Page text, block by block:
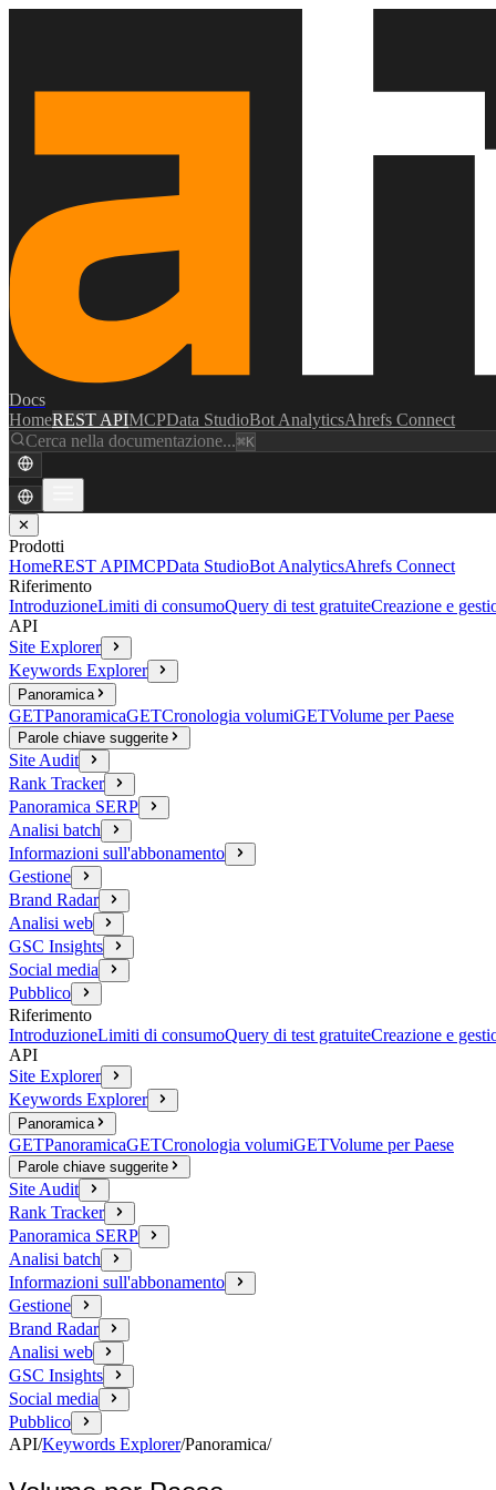
Docs
HomeREST APIMCPData StudioBot AnalyticsAhrefs Connect
Cerca nella documentazione...⌘K
✕
Prodotti
HomeREST APIMCPData StudioBot AnalyticsAhrefs Connect
Riferimento
IntroduzioneLimiti di consumoQuery di test gratuiteCreazione e
API
Site Explorer
Keywords Explorer
Panoramica
GETPanoramicaGETCronologia volumiGETVolume per Paese
Parole chiave suggerite
Site Audit
Rank Tracker
Panoramica SERP
Analisi batch
Informazioni sull'abbonamento
Gestione
Brand Radar
Analisi web
GSC Insights
Social media
Pubblico
Riferimento
IntroduzioneLimiti di consumoQuery di test gratuiteCreazione e
API
Site Explorer
Keywords Explorer
Panoramica
GETPanoramicaGETCronologia volumiGETVolume per Paese
Parole chiave suggerite
Site Audit
Rank Tracker
Panoramica SERP
Analisi batch
Informazioni sull'abbonamento
Gestione
Brand Radar
Analisi web
GSC Insights
Social media
Pubblico
API/Keywords Explorer/Panoramica/